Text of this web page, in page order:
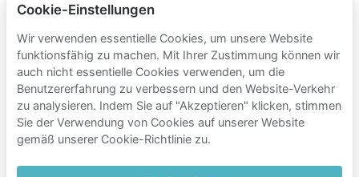
Parken
in
der
Nähe
von
Auberge
de
Cookie-Einstellungen
Wir verwenden essentielle Cookies, um unsere Website
funktionsfähig zu machen. Mit Ihrer Zustimmung können wir
auch nicht essentielle Cookies verwenden, um die
Benutzererfahrung zu verbessern und den Website-Verkehr
zu analysieren. Indem Sie auf "Akzeptieren" klicken, stimmen
Sie der Verwendung von Cookies auf unserer Website
gemäß unserer Cookie-Richtlinie zu.